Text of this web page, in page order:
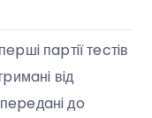
пapтiї тecтiв
вiд
дo